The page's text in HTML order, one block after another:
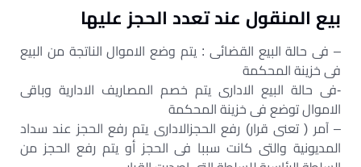
بيع المنقول عند تعدد الحجز عليها
– فى حالة البيع القضائى : يتم وضع الاموال الناتجة من البيع
فى خزينة المحكمة
-فى حالة البيع الادارى يتم خصم المصاريف الادارية وباقى
الاموال توضع فى خزينة المحكمة
– آمر ( تعنى قرار) رفع الحجزالادارى يتم رفع الحجز عند سداد
المديونية والتى كانت سببا فى الحجز أو يتم رفع الحجز من